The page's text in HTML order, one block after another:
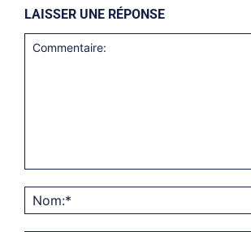
LAISSER UNE RÉPONSE